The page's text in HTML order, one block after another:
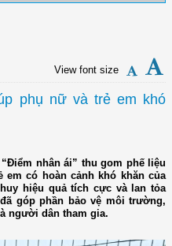
View font size
phụ nữ và trẻ em khó
nhân ái” thu gom phế liệu
có hoàn cảnh khó khăn của
hiệu quả tích cực và lan tỏa
góp phần bảo vệ môi trường,
người dân tham gia.